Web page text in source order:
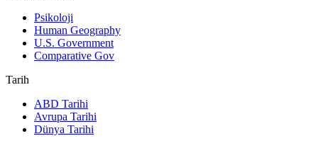
Psikoloji
Human Geography
U.S. Government
Comparative Gov
Tarih
ABD Tarihi
Avrupa Tarihi
Dünya Tarihi